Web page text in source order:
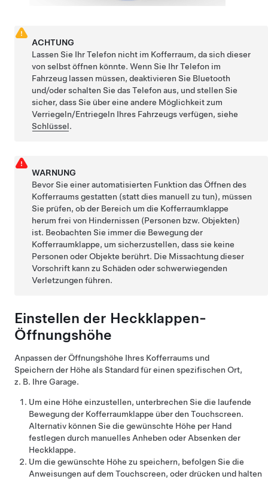
ACHTUNG
Lassen Sie Ihr Telefon nicht im Kofferraum, da sich dieser
von selbst öffnen könnte. Wenn Sie Ihr Telefon im
Fahrzeug lassen müssen, deaktivieren Sie Bluetooth
und/oder schalten Sie das Telefon aus, und stellen Sie
sicher, dass Sie über eine andere Möglichkeit zum
Verriegeln/Entriegeln Ihres Fahrzeugs verfügen, siehe
Schlüssel.
WARNUNG
Bevor Sie einer automatisierten Funktion das Öffnen des
Kofferraums gestatten (statt dies manuell zu tun), müssen
Sie prüfen, ob der Bereich um die Kofferraumklappe
herum frei von Hindernissen (Personen bzw. Objekten)
ist. Beobachten Sie immer die Bewegung der
Kofferraumklappe, um sicherzustellen, dass sie keine
Personen oder Objekte berührt. Die Missachtung dieser
Vorschrift kann zu Schäden oder schwerwiegenden
Verletzungen führen.
Einstellen der Heckklappen-
Öffnungshöhe
Anpassen der Öffnungshöhe Ihres Kofferraums und
Speichern der Höhe als Standard für einen spezifischen Ort,
z. B. Ihre Garage.
Um eine Höhe einzustellen, unterbrechen Sie die laufende
Bewegung der Kofferraumklappe über den Touchscreen.
Alternativ können Sie die gewünschte Höhe per Hand
festlegen durch manuelles Anheben oder Absenken der
Heckklappe.
Um die gewünschte Höhe zu speichern, befolgen Sie die
Anweisungen auf dem Touchscreen, oder drücken und halten